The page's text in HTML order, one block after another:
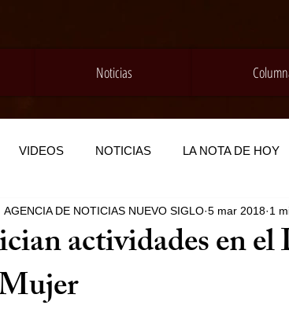
Noticias
VIDEOS NOTICIAS LA NOTA DE HOY
actividades en
AGENCIA DE NOTICIAS NUEVO SIGLO 5 mar 2018 1